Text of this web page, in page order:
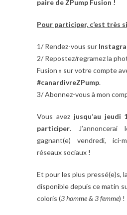
paire de ZPump Fusion !
Pour participer, c’est très
1/ Rendez-vous sur
2/ Repostez/regramez la
Fusion » sur votre compte
#canardivreZPump.
3/ Abonnez-vous à mon
Vous avez jusqu’au jeudi
participer.
gagnant(e) vendredi,
réseaux sociaux !
Et pour les plus pressé(e)s,
disponible depuis ce matin
coloris (3 homme & 3 femme) !